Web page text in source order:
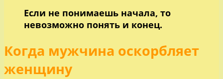
Если не понимаешь начала, то
невозможно понять и конец.
Когда мужчина оскорбляет
женщину